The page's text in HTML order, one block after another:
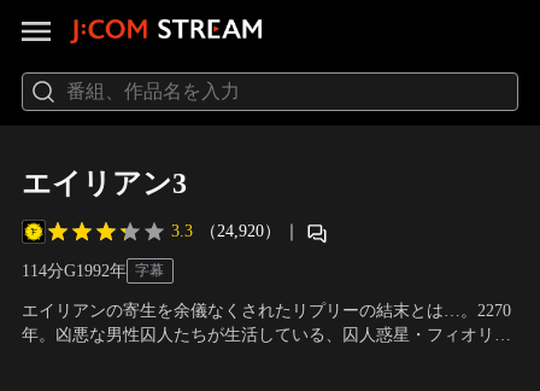
エイリアン3
3.3 （24,920） ｜
114分G1992年 字幕
エイリアンの寄生を余儀なくされたリプリーの結末とは…。2270
年。凶悪な男性囚人たちが生活している、囚人惑星・フィオリー